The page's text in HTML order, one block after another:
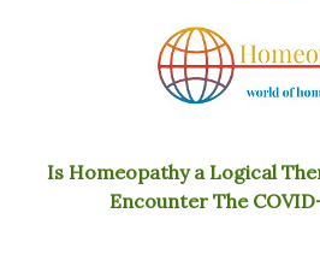
Is Homeopathy a Logical
Encounter The